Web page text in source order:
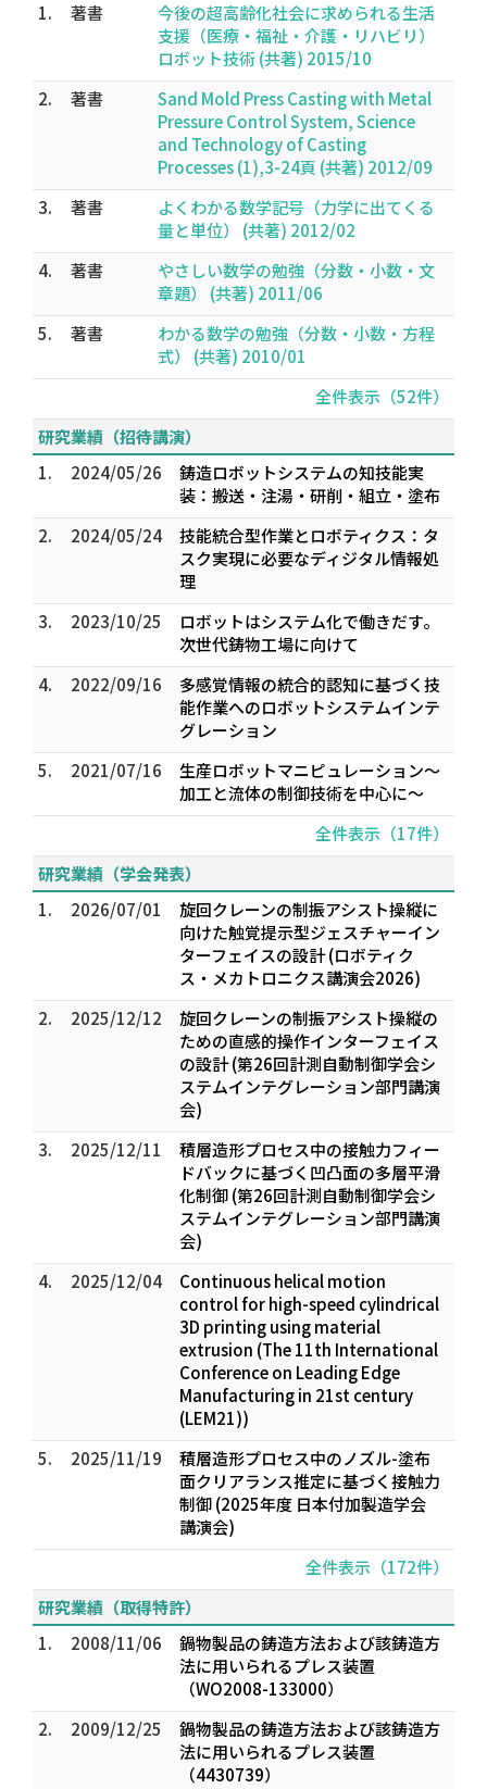
1.
著書
今後の超高齢化社会に求められる生活
支援（医療・福祉・介護・リハビリ）
ロボット技術 (共著) 2015/10
2.
著書
Sand Mold Press Casting with Metal
Pressure Control System, Science
and Technology of Casting
Processes (1),3-24頁 (共著) 2012/09
3.
著書
よくわかる数学記号（力学に出てくる
量と単位） (共著) 2012/02
4.
著書
やさしい数学の勉強（分数・小数・文
章題） (共著) 2011/06
5.
著書
わかる数学の勉強（分数・小数・方程
式） (共著) 2010/01
全件表示（52件）
研究業績（招待講演）
1.
2024/05/26
鋳造ロボットシステムの知技能実
装：搬送・注湯・研削・組立・塗布
2.
2024/05/24
技能統合型作業とロボティクス：タ
スク実現に必要なディジタル情報処
理
3.
2023/10/25
ロボットはシステム化で働きだす。
次世代鋳物工場に向けて
4.
2022/09/16
多感覚情報の統合的認知に基づく技
能作業へのロボットシステムインテ
グレーション
5.
2021/07/16
生産ロボットマニピュレーション〜
加工と流体の制御技術を中心に〜
全件表示（17件）
研究業績（学会発表）
1.
2026/07/01
旋回クレーンの制振アシスト操縦に
向けた触覚提示型ジェスチャーイン
ターフェイスの設計 (ロボティク
ス・メカトロニクス講演会2026)
2.
2025/12/12
旋回クレーンの制振アシスト操縦の
ための直感的操作インターフェイス
の設計 (第26回計測自動制御学会シ
ステムインテグレーション部門講演
会)
3.
2025/12/11
積層造形プロセス中の接触力フィー
ドバックに基づく凹凸面の多層平滑
化制御 (第26回計測自動制御学会シ
ステムインテグレーション部門講演
会)
4.
2025/12/04
Continuous helical motion
control for high-speed cylindrical
3D printing using material
extrusion (The 11th International
Conference on Leading Edge
Manufacturing in 21st century
(LEM21))
5.
2025/11/19
積層造形プロセス中のノズル-塗布
面クリアランス推定に基づく接触力
制御 (2025年度 日本付加製造学会
講演会)
全件表示（172件）
研究業績（取得特許）
1.
2008/11/06
鍋物製品の鋳造方法および該鋳造方
法に用いられるプレス装置
（WO2008-133000）
2.
2009/12/25
鍋物製品の鋳造方法および該鋳造方
法に用いられるプレス装置
（4430739）